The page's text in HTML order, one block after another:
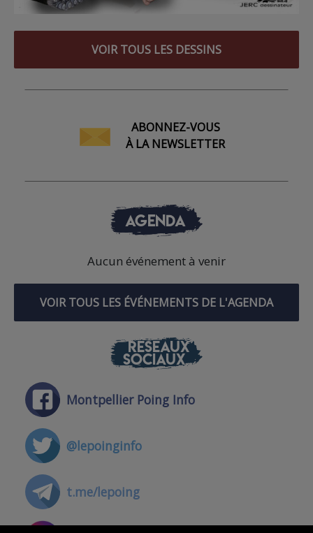
VOIR TOUS LES DESSINS
ABONNEZ-VOUS
À LA NEWSLETTER
AGENDA
Aucun événement à venir
VOIR TOUS LES ÉVÉNEMENTS DE L'AGENDA
RÉSEAUX
SOCIAUX
Montpellier Poing Info
@lepoinginfo
t.me/lepoing